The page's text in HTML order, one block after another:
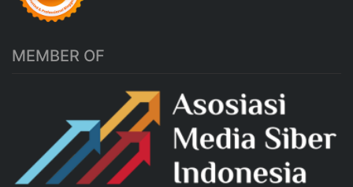
MEMBER OF